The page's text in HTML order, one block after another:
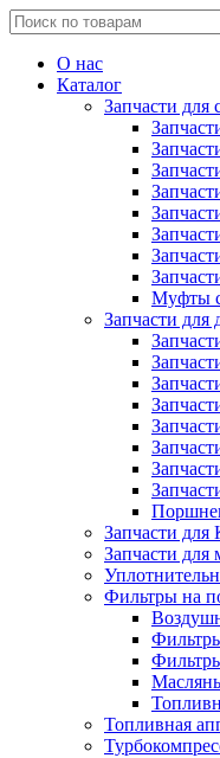
Search
for:
О нас
Каталог
Запчасти для
Муфты
Запчасти для
Запчасти
Запчасти для
Фильтры на
Топливная